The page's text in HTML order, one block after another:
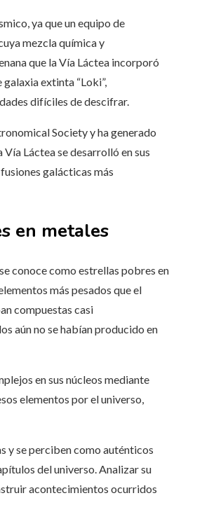
ya que un equipo de
mezcla química y
que la Vía Láctea incorporó
extinta “Loki”,
difíciles de descifrar.
Society y ha generado
Láctea se desarrolló en sus
galácticas más
en metales
conoce como estrellas pobres en
más pesados que el
compuestas casi
aún no se habían producido en
en sus núcleos mediante
elementos por el universo,
y se perciben como auténticos
del universo. Analizar su
acontecimientos ocurridos